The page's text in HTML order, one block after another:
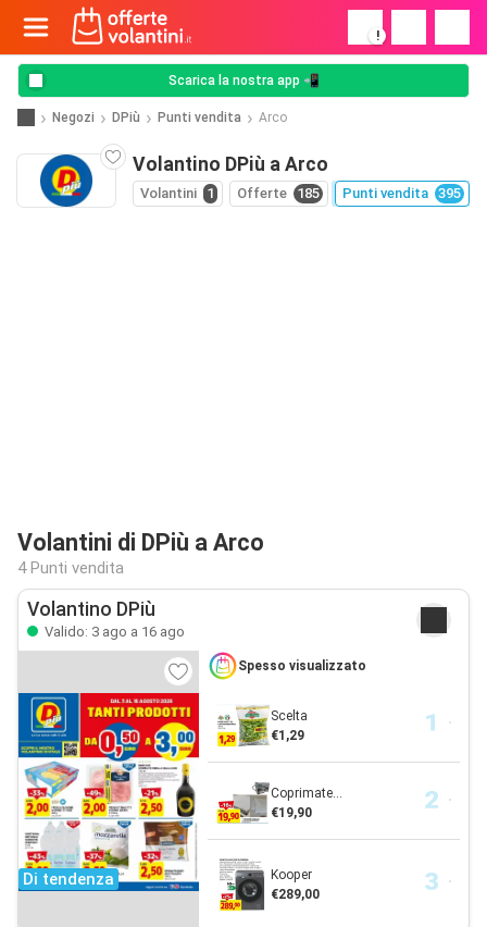
!
Scarica la nostra app 📲
Negozi DPiù Punti vendita Arco
Volantino DPiù a Arco
Volantini 1 Offerte 185 Punti vendita 395
Volantini di DPiù a Arco
4 Punti vendita
Volantino DPiù
Valido: 3 ago a 16 ago
Di tendenza
Spesso visualizzato
Scelta
€1,29
Coprimate...
€19,90
Kooper
€289,00